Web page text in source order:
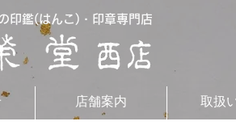
印鑑(はんこ)・印章専門店
店舗案内 取扱